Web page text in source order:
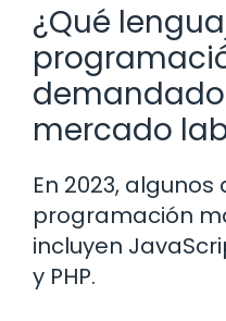
¿Qué
mercado
En 2023,
programación
incluyen
y PHP.